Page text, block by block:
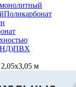
Поликарбонат
ПВХ
м